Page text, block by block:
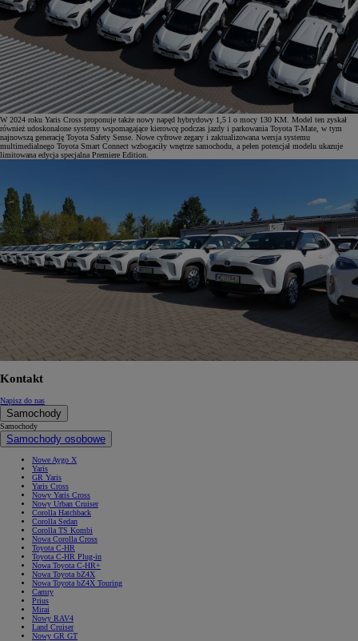
W 2024 roku Yaris Cross proponuje także nowy napęd hybrydowy 1,5 l o mocy 130 KM. Model ten zyskał
również udoskonalone systemy wspomagające kierowcę podczas jazdy i parkowania Toyota T-Mate, w tym
najnowszą generację Toyota Safety Sense. Nowe cyfrowe zegary i zaktualizowana wersja systemu
multimedialnego Toyota Smart Connect wzbogaciły wnętrze samochodu, a pełen potencjał modelu ukazuje
limitowana edycja specjalna Premiere Edition.
Kontakt
Napisz do nas
Samochody
Samochody
Samochody osobowe
Nowe Aygo X
Yaris
GR Yaris
Yaris Cross
Nowy Yaris Cross
Nowy Urban Cruiser
Corolla Hatchback
Corolla Sedan
Corolla TS Kombi
Nowa Corolla Cross
Toyota C-HR
Toyota C-HR Plug-in
Nowa Toyota C-HR+
Nowa Toyota bZ4X
Nowa Toyota bZ4X Touring
Camry
Prius
Mirai
Nowy RAV4
Land Cruiser
Nowy GR GT